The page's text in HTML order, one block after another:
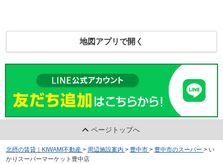
地図アプリで開く
ページトップへ
北摂の賃貸｜KIWAMI不動産 > 周辺施設案内 > 豊中市 > 豊中市のスーパー > い
かりスーパーマーケット豊中店